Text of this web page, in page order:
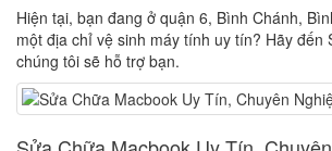
Hiện tại, bạn đang ở quận 6, Bình Chánh,
một địa chỉ vệ sinh máy tính uy tín? Hãy đến
chúng tôi sẽ hỗ trợ bạn.